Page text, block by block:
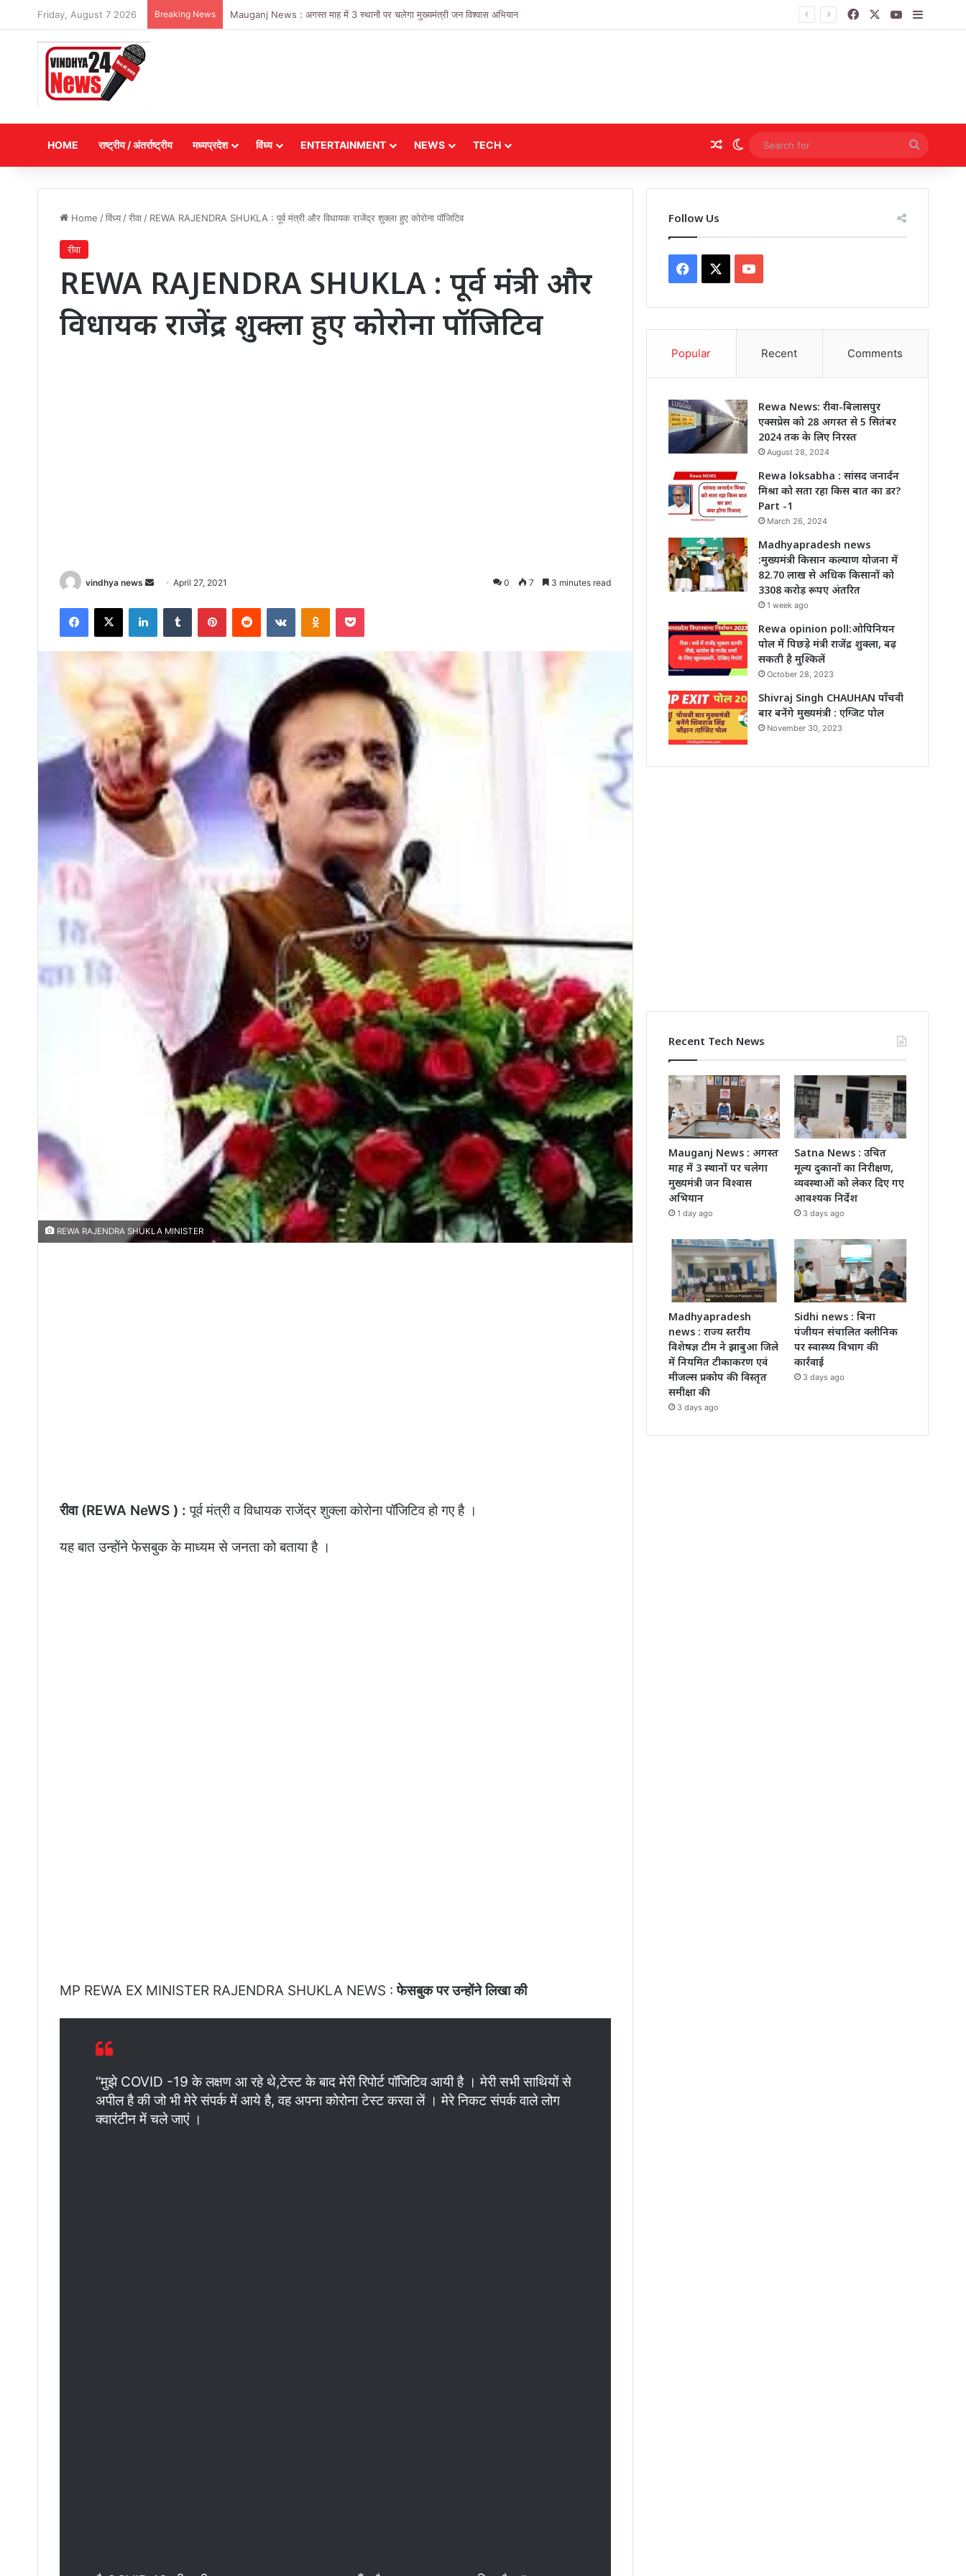
Friday, August 7 2026 Breaking News Satna News : उचित मूल्य दुकानों का निरीक्षण, व्यवस्थाओं को लेकर दिए गए आवश्यक निर्देश FacebookYouTubeSidebar
HOME राष्ट्रीय / अंतर्राष्ट्रीय मध्यप्रदेश विंध्य ENTERTAINMENT NEWS TECH Random Article
Switch skin
for
Home /विंध्य /रीवा / REWA RAJENDRA SHUKLA : पूर्व मंत्री और विधायक राजेंद्र शुक्ला हुए कोरोना पॉजिटिव
रीवा
REWA RAJENDRA SHUKLA : पूर्व मंत्री और
विधायक राजेंद्र शुक्ला हुए कोरोना पॉजिटिव
vindhya news
SendApril 27, 2021 0 7 3 minutes read
Facebook
X LinkedInTumblr PinterestReddit VKontakteOdnoklassniki
Pocket
REWA RAJENDRA SHUKLA MINISTER
रीवा (REWA NeWS ) :पूर्व मंत्री व विधायक राजेंद्र शुक्ला कोरोना पॉजिटिव हो गए है ।
यह बात उन्होंने फेसबुक के माध्यम से जनता को बताया है ।
MP REWA EX MINISTER RAJENDRA SHUKLA NEWS :फेसबुक पर उन्होंने लिखा की
“मुझे COVID -19 के लक्षण आ रहे थे,टेस्ट के बाद मेरी रिपोर्ट पॉजिटिव आयी है । मेरी सभी साथियों से
अपील है की जो भी मेरे संपर्क में आये है, वह अपना कोरोना टेस्ट करवा लें । मेरे निकट संपर्क वाले लोग
क्वारंटीन में चले जाएं ।
Follow Us
Facebook YouTube
Popular Recent Comments
Rewa News: रीवा-बिलासपुर
एक्सप्रेस को 28 अगस्त से 5 सितंबर
2024 तक के लिए निरस्त
August 28, 2024
Rewa loksabha : सांसद जनार्दन
मिश्रा को सता रहा किस बात का डर?
Part -1
March 26, 2024
Madhyapradesh news
:मुख्यमंत्री किसान कल्याण योजना में
82.70 लाख से अधिक किसानों को
3308 करोड़ रूपए अंतरित
1 week ago
Rewa opinion poll:ओपिनियन
पोल में पिछड़े मंत्री राजेंद्र शुक्ला, बढ़
सकती है मुश्किलें
October 28, 2023
Shivraj Singh CHAUHAN पाँचवी
बार बनेंगे मुख्यमंत्री : एग्जिट पोल
November 30, 2023
Recent Tech News
Mauganj News : अगस्त
माह में 3 स्थानों पर चलेगा
मुख्यमंत्री जन विश्वास
अभियान
1 day ago
Satna News : उचित
मूल्य दुकानों का निरीक्षण,
व्यवस्थाओं को लेकर दिए गए
आवश्यक निर्देश
3 days ago
Madhyapradesh
news : राज्य स्तरीय
विशेषज्ञ टीम ने झाबुआ जिले
में नियमित टीकाकरण एवं
मीजल्स प्रकोप की विस्तृत
समीक्षा की
3 days ago
Sidhi news : बिना
पंजीयन संचालित क्लीनिक
पर स्वास्थ्य विभाग की
कार्रवाई
3 days ago